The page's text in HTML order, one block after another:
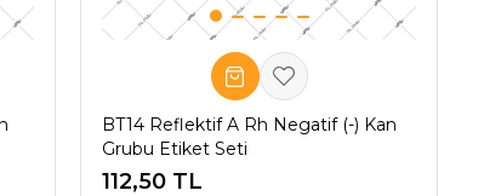
BT14 Reflektif A Rh Negatif (-) Kan
Grubu Etiket Seti
112,50 TL